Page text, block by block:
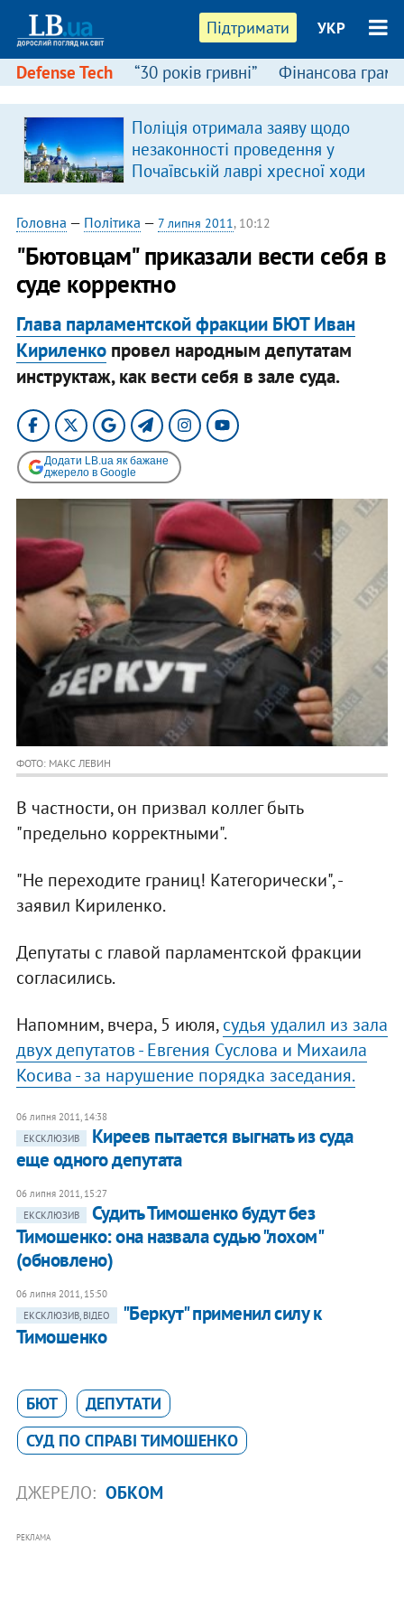
Підтримати УКР
Defense Tech “30 років гривні” Фінансова
Поліція отримала заяву щодо
незаконності проведення у
Почаївській лаврі хресної ходи
Головна — Політика — 7 липня 2011, 10:12
"Бютовцам" приказали вести себя в
суде корректно
Глава парламентской фракции БЮТ Иван
Кириленкопровел народным депутатам
инструктаж, как вести себя в зале суда.
Додати LB.ua як бажане
джерело в Google
ФОТО: МАКС ЛЕВИН
В частности, он призвал коллег быть
"предельно корректными".
"Не переходите границ! Категорически", -
заявил Кириленко.
Депутаты с главой парламентской фракции
согласились.
Напомним, вчера, 5 июля,судья удалил из зала
двух депутатов - Евгения Суслова и Михаила
Косива - за нарушение порядка заседания.
06 липня 2011, 14:38
ЕКСКЛЮЗИВ
Киреев пытается выгнать из суда
еще одного депутата
06 липня 2011, 15:27
ЕКСКЛЮЗИВ
Судить Тимошенко будут без
Тимошенко: она назвала судью "лохом"
(обновлено)
06 липня 2011, 15:50
ЕКСКЛЮЗИВ, ВІДЕО
"Беркут" применил силу к
Тимошенко
БЮТ
ДЕПУТАТИ
СУД ПО СПРАВІ ТИМОШЕНКО
ДЖЕРЕЛО: ОБКОМ
РЕКЛАМА